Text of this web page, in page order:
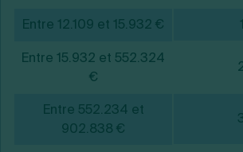
Entre 12.109 et 15.932 €
Entre 15.932 et 552.324
€
Entre 552.234 et
902.838 €